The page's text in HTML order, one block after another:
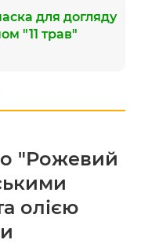
для догляду
"11 трав"
"Рожевий
олією